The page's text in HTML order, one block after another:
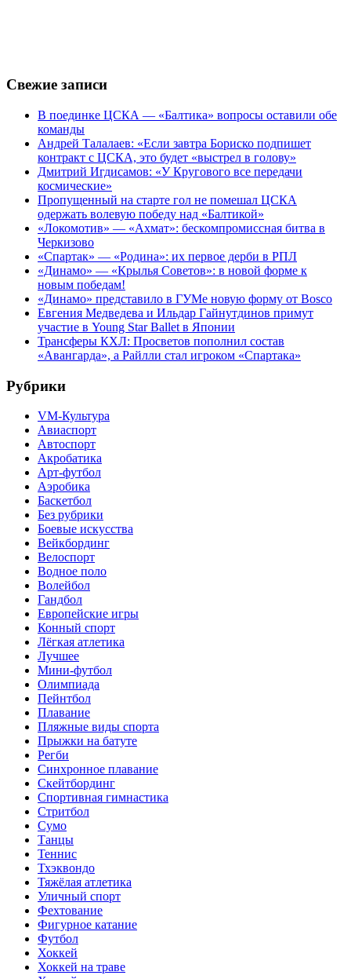
Свежие записи
В поединке ЦСКА — «Балтика» вопросы оставили обе
команды
Андрей Талалаев: «Если завтра Бориско подпишет
контракт с ЦСКА, это будет «выстрел в голову»
Дмитрий Игдисамов: «У Кругового все передачи
космические»
Пропущенный на старте гол не помешал ЦСКА
одержать волевую победу над «Балтикой»
«Локомотив» — «Ахмат»: бескомпромиссная битва в
Черкизово
«Спартак» — «Родина»: их первое дерби в РПЛ
«Динамо» — «Крылья Советов»: в новой форме к
новым победам!
«Динамо» представило в ГУМе новую форму от Bosco
Евгения Медведева и Ильдар Гайнутдинов примут
участие в Young Star Ballet в Японии
Трансферы КХЛ: Просветов пополнил состав
«Авангарда», а Райлли стал игроком «Спартака»
Рубрики
VM-Культура
Авиаспорт
Автоспорт
Акробатика
Арт-футбол
Аэробика
Баскетбол
Без рубрики
Боевые искусства
Вейкбординг
Велоспорт
Водное поло
Волейбол
Гандбол
Европейские игры
Конный спорт
Лёгкая атлетика
Лучшее
Мини-футбол
Олимпиада
Пейнтбол
Плавание
Пляжные виды спорта
Прыжки на батуте
Регби
Синхронное плавание
Скейтбординг
Спортивная гимнастика
Стритбол
Сумо
Танцы
Теннис
Тхэквондо
Тяжёлая атлетика
Уличный спорт
Фехтование
Фигурное катание
Футбол
Хоккей
Хоккей на траве